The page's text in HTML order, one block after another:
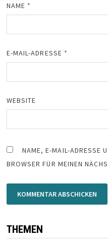
NAME *
E-MAIL-ADRESSE *
WEBSITE
NAME, E-MAIL-ADRESSE
BROWSER FÜR MEINEN
THEMEN